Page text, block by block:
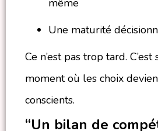
même
Une maturité
Ce n’est pas trop tard.
moment où les choix
conscients.
“Un bilan de